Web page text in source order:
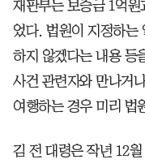
재판부는 보증금 1억
었다. 법원이 지정하는
하지 않겠다는 내용 등
사건 관련자와 만나거
여행하는 경우 미리 법
김 전 대령은 작년 12